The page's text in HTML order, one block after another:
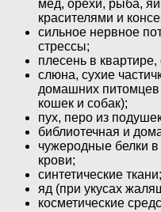
мёд, орехи, рыба,
красителями и
сильное нервное
стрессы;
плесень в
слюна, сухие
домашних питомцев
кошек и собак);
пух, перо из
библиотечная и
чужеродные белки
крови;
синтетические ткани;
яд (при укусах
косметические